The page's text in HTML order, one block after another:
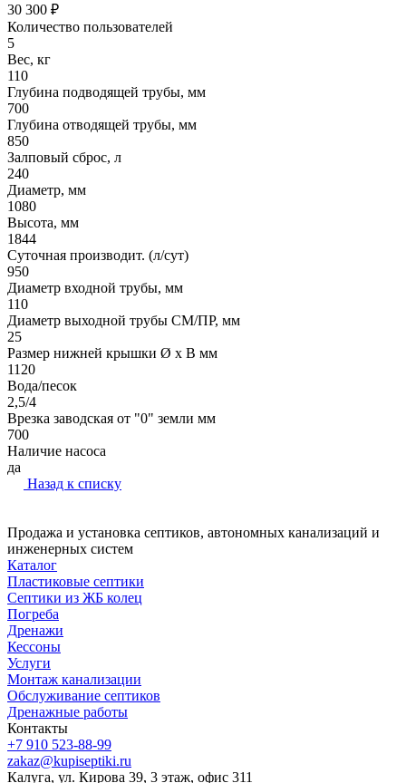
30 300 ₽
Количество пользователей
5
Вес, кг
110
Глубина подводящей трубы, мм
700
Глубина отводящей трубы, мм
850
Залповый сброс, л
240
Диаметр, мм
1080
Высота, мм
1844
Суточная производит. (л/сут)
950
Диаметр входной трубы, мм
110
Диаметр выходной трубы СМ/ПР, мм
25
Размер нижней крышки Ø х В мм
1120
Вода/песок
2,5/4
Врезка заводская от "0" земли мм
700
Наличие насоса
да
Назад к списку
Продажа и установка септиков, автономных канализаций и
инженерных систем
Каталог
Пластиковые септики
Септики из ЖБ колец
Погреба
Дренажи
Кессоны
Услуги
Монтаж канализации
Обслуживание септиков
Дренажные работы
Контакты
+7 910 523-88-99
zakaz@kupiseptiki.ru
Калуга, ул. Кирова 39, 3 этаж, офис 311